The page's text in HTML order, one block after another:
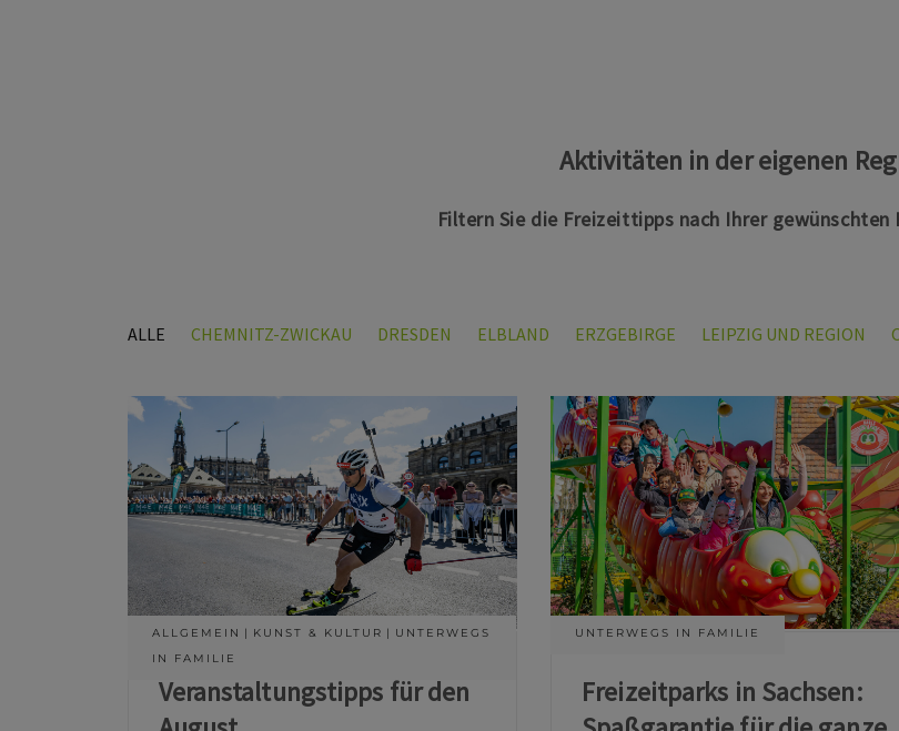
Aktivitäten in der eigenen
Filtern Sie die Freizeittipps nach Ihrer gewünschten
ALLE CHEMNITZ-ZWICKAU DRESDEN ELBLAND ERZGEBIRGE LEIPZIG UND REGION
ALLGEMEIN KUNST & KULTUR
UNTERWEGS
IN FAMILIE
Veranstaltungstipps für den
UNTERWEGS IN FAMILIE
Freizeitparks in Sachsen: